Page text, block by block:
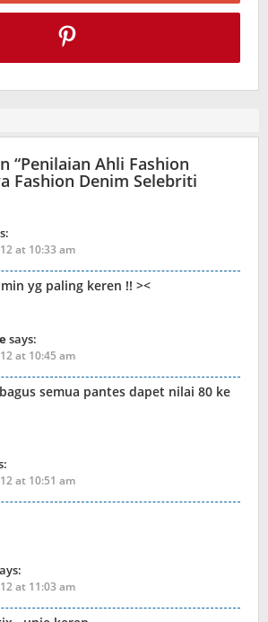
“Penilaian Ahli Fashion
Fashion Denim Selebriti
at 10:33 am
yg paling keren !! ><
says:
at 10:45 am
semua pantes dapet nilai 80 ke
at 10:51 am
at 11:03 am